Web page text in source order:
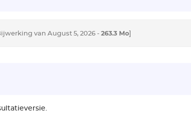
van August 5, 2026 - 263.3 Mo